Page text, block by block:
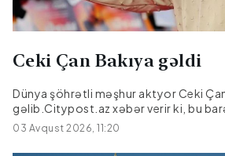
Ceki Çan Bakıya gəldi
Dünya şöhrətli məşhur aktyor Ceki
gəlib.Citypost.az xəbər verir ki, bu
şəbəkələrdə məlumat yayılıb.O,
gəlib.|Kult.az
03 Avqust 2026, 11:20